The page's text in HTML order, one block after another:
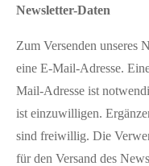
Newsletter-Daten
Zum Versenden unseres
eine E-Mail-Adresse.
Mail-Adresse ist
ist einzuwilligen.
sind freiwillig. Die
für den Versand des